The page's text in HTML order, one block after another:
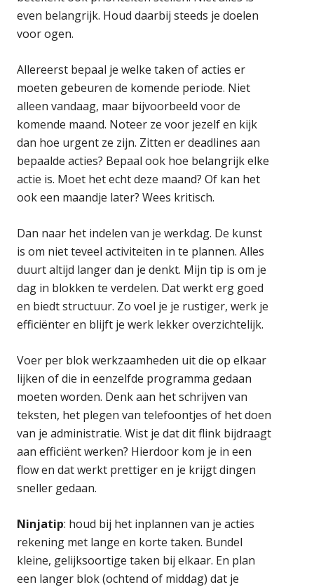
even belangrijk. Houd daarbij steeds je doelen
voor ogen.
Allereerst bepaal je welke taken of acties er
moeten gebeuren de komende periode. Niet
alleen vandaag, maar bijvoorbeeld voor de
komende maand. Noteer ze voor jezelf en kijk
dan hoe urgent ze zijn. Zitten er deadlines aan
bepaalde acties? Bepaal ook hoe belangrijk elke
actie is. Moet het echt deze maand? Of kan het
ook een maandje later? Wees kritisch.
Dan naar het indelen van je werkdag. De kunst
is om niet teveel activiteiten in te plannen. Alles
duurt altijd langer dan je denkt. Mijn tip is om je
dag in blokken te verdelen. Dat werkt erg goed
en biedt structuur. Zo voel je je rustiger, werk je
efficiënter en blijft je werk lekker overzichtelijk.
Voer per blok werkzaamheden uit die op elkaar
lijken of die in eenzelfde programma gedaan
moeten worden. Denk aan het schrijven van
teksten, het plegen van telefoontjes of het doen
van je administratie. Wist je dat dit flink bijdraagt
aan efficiënt werken? Hierdoor kom je in een
flow en dat werkt prettiger en je krijgt dingen
sneller gedaan.
Ninjatip: houd bij het inplannen van je acties
rekening met lange en korte taken. Bundel
kleine, gelijksoortige taken bij elkaar. En plan
een langer blok (ochtend of middag) dat je